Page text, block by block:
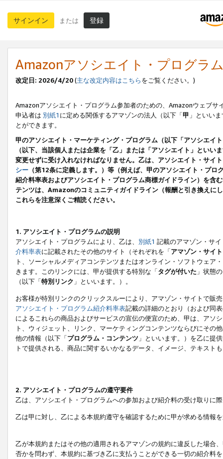
サインイン または 登録
Amazonアソシエイト・プログラ
改定日: 2026/4/20(主な改定内容はこちらをご覧ください。)
Amazonアソシエイト・プログラム参加者のための、Amazonウェブサ
申込者は 別紙1 に定める関係するアマゾンの法人（以下「甲 」といい
とができます。
甲のアソシエイト・マーケティング・プログラム（以下「アソシエイ
（以下、当該個人または企業を「乙」または「アソシエイト」とい
変更せずに受け入れなければなりません。乙は、アソシエイト・サイ
シー （第12条に定義します。）等（例えば、甲のアソシエイト・プ
紹介料率表およびアソシエイト・プログラム商標ガイドライン）を
テンツは、Amazonのコミュニティガイドライン（報酬と引き換えに
これらを注意深くご精読ください。
1. アソシエイト・プログラムの説明
アソシエイト・プログラムにより、乙は、 別紙1 記載のアマゾン・サ
介料率表に記載されたその他のサイト（それぞれを「アマゾン・サイト
ト、ソーシャルメディアコンテンツまたはオンライン・ソフトウェア
きます。このリンクには、甲が提供する特別な「タグが付いた 」状態
（以下「特別リンク 」といいます。）。
お客様が特別リンクのクリックスルーにより、アマゾン・サイトで販
アソシエイト・プログラム紹介料率表記載の詳細のとおり（および同
によるこれらの商品およびサービスの宣伝の便宜のため、甲は、アソ
ト、ウィジェット、リンク、マーケティングコンテンツならびにその
他の情報（以下「プログラム・コンテンツ 」といいます。）を乙に提
トで提供される、商品に関するいかなるデータ、イメージ、テキス
2. アソシエイト・プログラムの遵守要件
乙は、アソシエイト・プログラムへの参加および紹介料の受け取りに
乙は甲に対し、乙による本規約遵守を確認するために甲が求める情報
乙が本規約またはその他の適用されるアマゾンの規約に違反した場合
否かを問わず、本規約に基づき乙に支払うことができる一切の紹介料